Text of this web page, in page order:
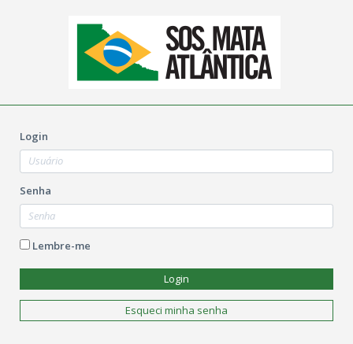
Login
Senha
Lembre-me
Login
Esqueci minha senha